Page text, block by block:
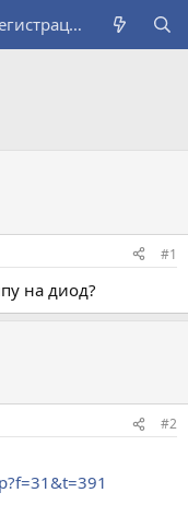
Регистрация
#1
на диод?
#2